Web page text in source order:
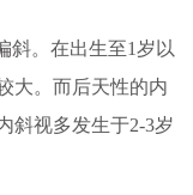
。在出生至1岁以
大。而后天性的内
斜视多发生于2-3岁